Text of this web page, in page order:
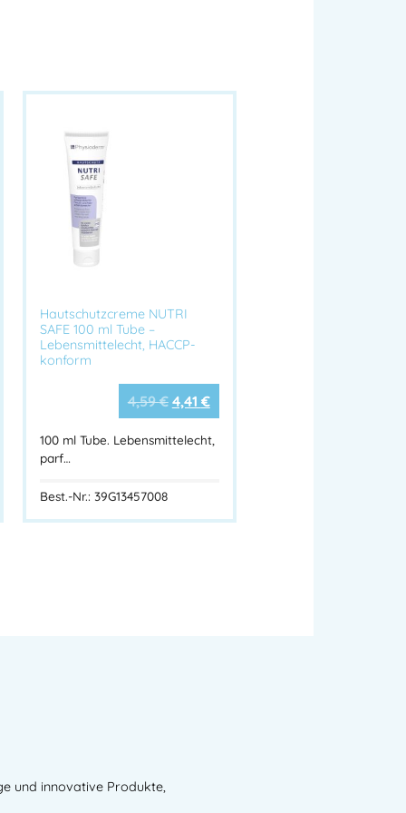
vor freien Radikalen und Hautalterung
UV-Filter für langanhaltenden Schutz
Logistik, Schifffahrt, Landwirtschaft
Körperstellen
Physioderm GmbH (PGP)
Hautschutzcreme NUTRI
SAFE 100 ml Tube –
Lebensmittelecht, HACCP-
konform
4,59€ 4,41 €
100 ml Tube. Lebensmittelecht,
parf…
Best.-Nr.: 39G13457008
und innovative Produkte,